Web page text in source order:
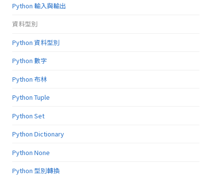
Python 輸入與輸出
資料型別
Python 資料型別
Python 數字
Python 布林
Python Tuple
Python Set
Python Dictionary
Python None
Python 型別轉換